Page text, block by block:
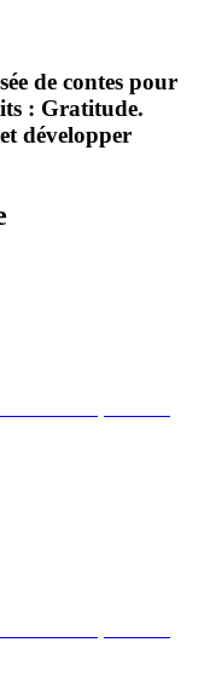
de contes pour
: Gratitude.
développer